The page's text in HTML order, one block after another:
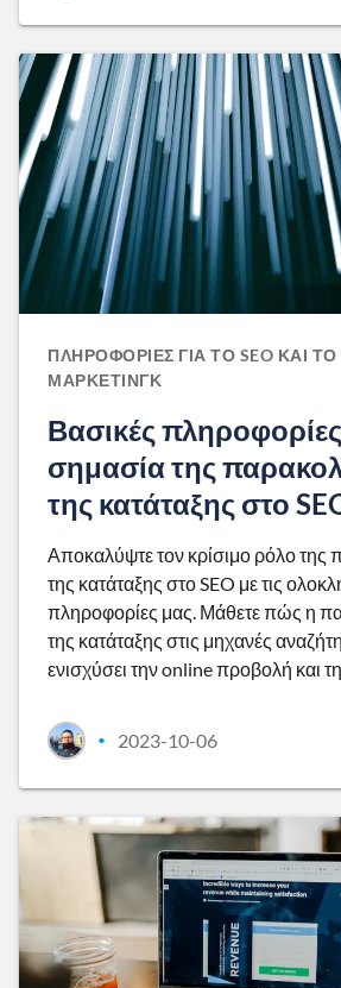
ΠΛΗΡΟΦΟΡΊΕΣ ΓΙΑ ΤΟ SEO ΚΑΙ
ΜΆΡΚΕΤΙΝΓΚ
Βασικές
σημασία της
της κατάταξης στο
Αποκαλύψτε τον κρίσιμο ρόλο
της κατάταξης στο SEO με τις
πληροφορίες μας. Μάθετε πώς η
της κατάταξης στις μηχανές
ενισχύσει την online προβολή και
• 2023-10-06